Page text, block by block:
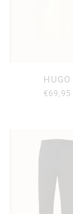
HUGO
€69,95